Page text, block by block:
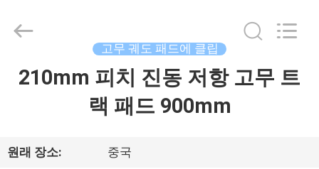
집
품
Shanghai
고무 궤도 패드에 클립
210mm 피치 진동 저항 고무 트
랙 패드 900mm
원래 장소: 중국